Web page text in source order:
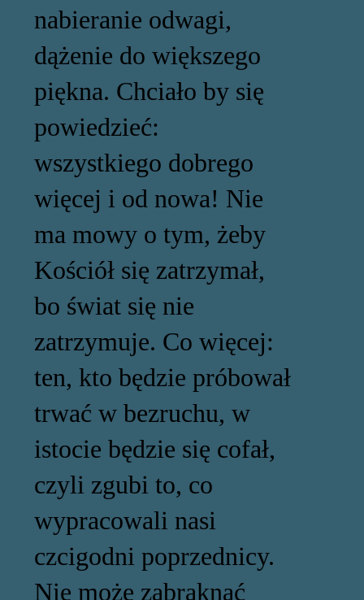
nabieranie odwagi,
dążenie do większego
piękna. Chciało by się
powiedzieć:
wszystkiego dobrego
więcej i od nowa! Nie
ma mowy o tym, żeby
Kościół się zatrzymał,
bo świat się nie
zatrzymuje. Co więcej:
ten, kto będzie próbował
trwać w bezruchu, w
istocie będzie się cofał,
czyli zgubi to, co
wypracowali nasi
czcigodni poprzednicy.
Nie może zabraknąć